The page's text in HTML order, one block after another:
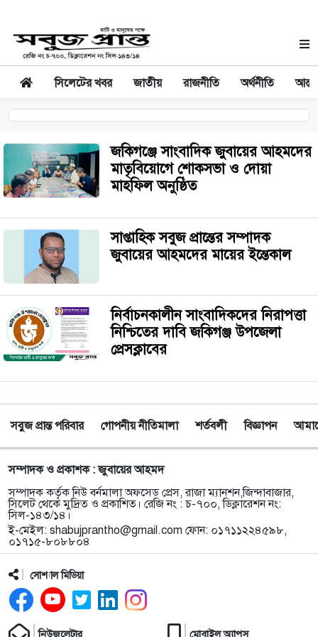
সিলেটের খবর জাতীয় রাজনীতি অর্থনীতি
জকিগঞ্জে সাংবাদিক জুবায়ের আহমদের
মাতৃবিয়োগে শোকসভা ও দোয়া
মাহফিল অনুষ্ঠিত
‎সাপ্তাহিক সবুজ প্রান্তের সম্পাদক
জুবায়ের আহমদের মায়ের ইন্তেকাল
নির্বাচনকালীন সাংবাদিকদের নিরাপত্তা
নিশ্চিতের দাবি জকিগঞ্জ উপজেলা
প্রেসক্লাবের
সবুজ প্রান্ত পরিবার গোপনীয় নীতিমালা শর্তবলী বিজ্ঞাপন
সম্পাদক ও প্রকাশক : জুবায়ের আহমদ
সম্পাদক কর্তৃক নিউ বর্নমালা অফসেড প্রেস, রাজা ম্যানশন,জিন্দাবাজার,
সিলেট থেকে মুদ্রিত ও প্রকাশিত। রেজি নং : চ-৭০০, ডিক্লারেশন নং:
সিল-১৪৩/১৪।
ই-মেইল: shabujprantho@gmail.com ফোন: ০১৭১১২২৪৫৯৮,
০১৭১৫-৮০৮৮০৪
সোশ্যাল মিডিয়া
নিউজলেটার মোবাইল অ্যাপস